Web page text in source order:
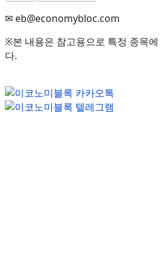
✉ eb@economybloc.com
※본 내용은 참고용으로 특정 종목
다.